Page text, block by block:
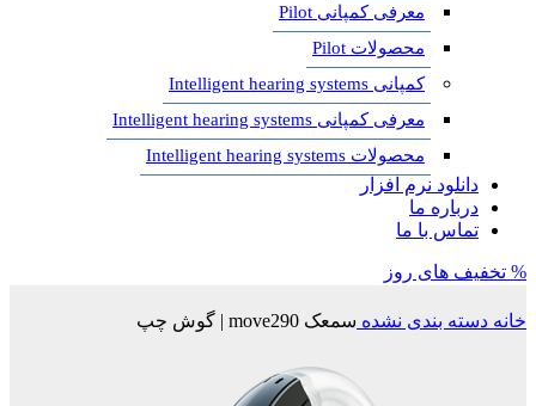
معرفی کمپانی Pilot
محصولات Pilot
کمپانی Intelligent hearing systems
معرفی کمپانی Intelligent hearing systems
محصولات Intelligent hearing systems
دانلود نرم افزار
درباره ما
تماس با ما
% تخفیف های روز
خانه دسته بندی نشده سمعک move290 | گوش چپ